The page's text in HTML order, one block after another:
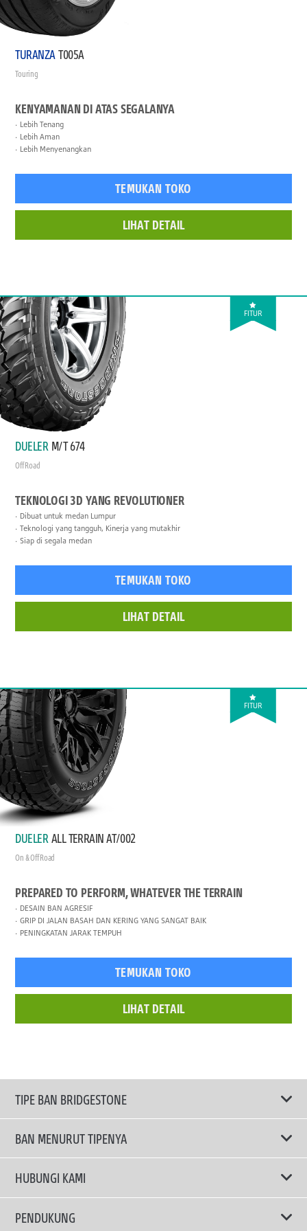
TURANZAT005A
Touring
KENYAMANAN DI ATAS SEGALANYA
Lebih Tenang
Lebih Aman
Lebih Menyenangkan
TEMUKAN TOKO
LIHAT DETAIL
FITUR
DUELER M/T 674
Off Road
TEKNOLOGI 3D YANG REVOLUTIONER
Dibuat untuk medan Lumpur
Teknologi yang tangguh, Kinerja yang mutakhir
Siap di segala medan
TEMUKAN TOKO
LIHAT DETAIL
FITUR
DUELER ALL TERRAIN AT/002
On & Off Road
PREPARED TO PERFORM, WHATEVER THE TERRAIN
DESAIN BAN AGRESIF
GRIP DI JALAN BASAH DAN KERING YANG SANGAT BAIK
PENINGKATAN JARAK TEMPUH
TEMUKAN TOKO
LIHAT DETAIL
TIPE BAN BRIDGESTONE
BAN MENURUT TIPENYA
Ban ENLITEN
Ban Performa
HUBUNGI KAMI
Email Kami
PENDUKUNG